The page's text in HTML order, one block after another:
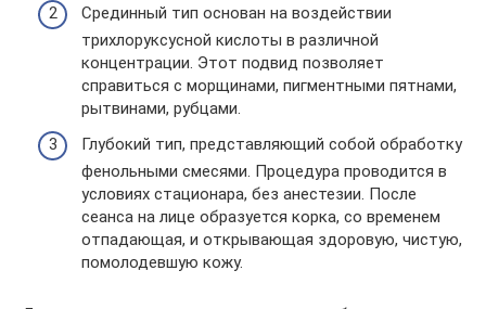
Срединный тип основан на воздействии
трихлоруксусной кислоты в различной
концентрации. Этот подвид позволяет
справиться с морщинами, пигментными пятнами,
рытвинами, рубцами.
Глубокий тип, представляющий собой обработку
фенольными смесями. Процедура проводится в
условиях стационара, без анестезии. После
сеанса на лице образуется корка, со временем
отпадающая, и открывающая здоровую, чистую,
помолодевшую кожу.